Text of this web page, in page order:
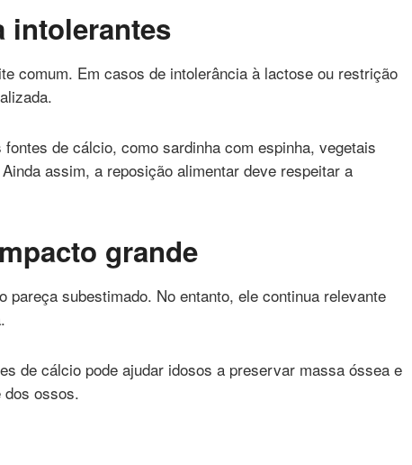
intolerantes
comum. Em casos de intolerância à lactose ou restrição
de cálcio, como sardinha com espinha, vegetais
assim, a reposição alimentar deve respeitar a
grande
pareça subestimado. No entanto, ele continua relevante
de cálcio pode ajudar idosos a preservar massa óssea e
ossos.